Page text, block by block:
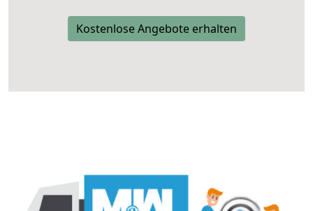
Kostenlose Angebote erhalten